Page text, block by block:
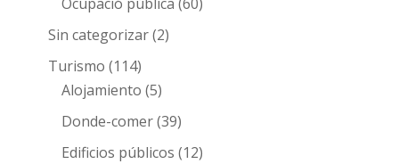
Sin categorizar(2)
Turismo (114)
Alojamiento (5)
Donde-comer(39)
Edificios públicos (12)